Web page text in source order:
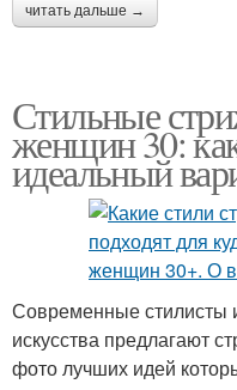
читать дальше →
Стильные
женщин 30:
идеальный
Современные стилисты
искусства предлагают
фото лучших идей